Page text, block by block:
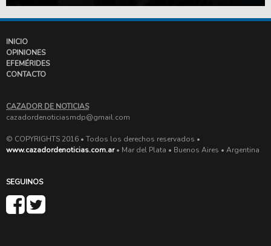
INICIO
OPINIONES
EFEMÉRIDES
CONTACTO
CAZADOR DE NOTICIAS
cazadordenoticiasmdp@gmail.com
© COPYRIGHTS 2016 • Todos los derechos reservados •
www.cazadordenoticias.com.ar• Mar del Plata • Buenos Aires • Argentina
SEGUINOS